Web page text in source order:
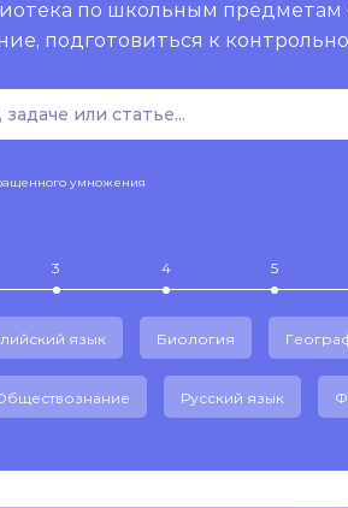
по школьным
подготовиться к
умножения
3 4 5
язык Биология
Русский язык